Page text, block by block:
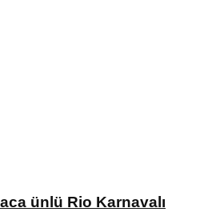
ünlü Rio Karnavalı